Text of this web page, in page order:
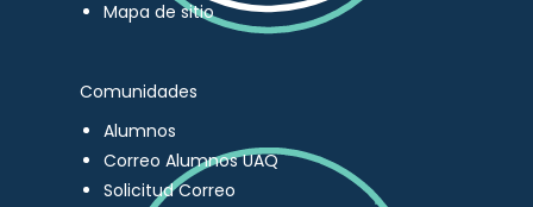
Mapa de sitio
Comunidades
Alumnos
Correo Alumnos UAQ
Solicitud Correo